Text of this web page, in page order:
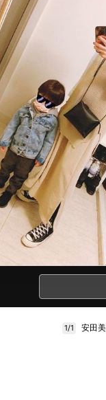
1/1 安田